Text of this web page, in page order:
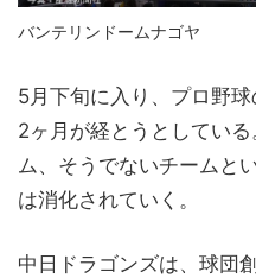
バンテリンドームナゴヤ
5月下旬に入り、プロ野
2ヶ月が経とうとしてい
ム、そうでないチームと
は消化されていく。
中日ドラゴンズは、球団